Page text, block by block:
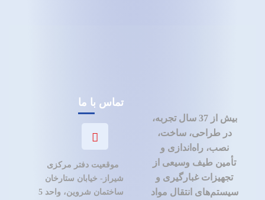
بیش از 37 سال تجربه،
در طراحی، ساخت،
نصب، راه‌اندازی و
تأمین طیف وسیعی از
تجهیزات غبارگیری و
سیستم‌های انتقال مواد
تماس با ما
موقعیت دفتر مرکزی
شیراز- خیابان ستارخان
ساختمان شروین، واحد 5